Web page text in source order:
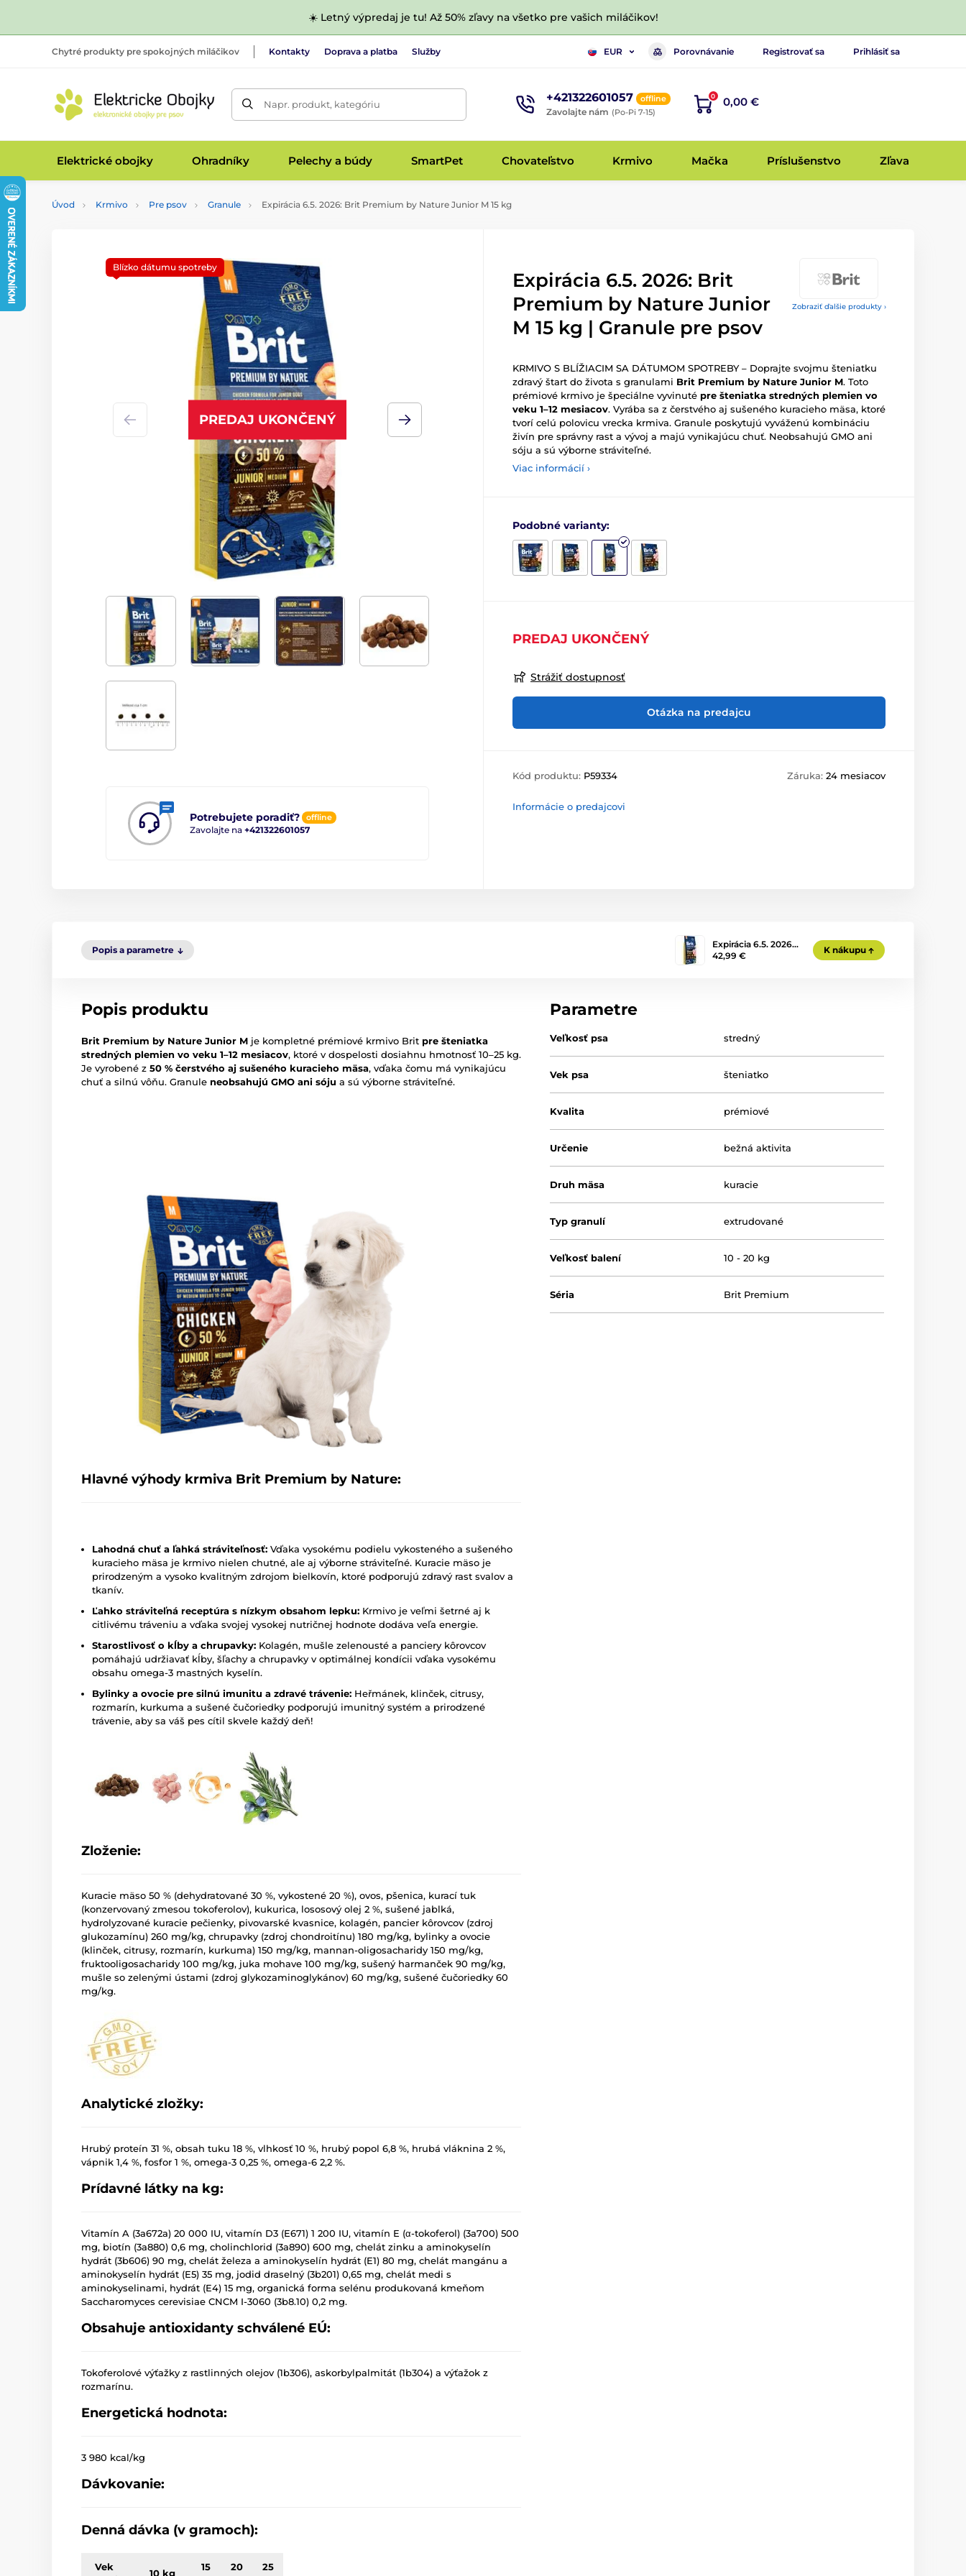
☀️ Letný výpredaj je tu! Až 50% zľavy na všetko pre vašich miláčikov!
Chytré produkty pre spokojných miláčikov Kontakty Doprava a platba Služby EUR Porovnávanie Registrovať sa Prihlásiť sa
Napr. produkt, kategóriu +421322601057 offline
Zavolajte nám (Po-Pi 7-15)
0 0,00 €
Elektrické obojky Ohradníky Pelechy a búdy SmartPet Chovateľstvo Krmivo Mačka Príslušenstvo Zľava
Úvod Krmivo Pre psov Granule Expirácia 6.5. 2026: Brit Premium by Nature Junior M 15 kg
Zobraziť ďalšie produkty ›
PREDAJ UKONČENÝ
Potrebujete poradiť? offline
Zavolajte na +421322601057
Blízko dátumu spotreby
Expirácia 6.5. 2026: Brit
Premium by Nature Junior
M 15 kg | Granule pre psov
KRMIVO S BLÍŽIACIM SA DÁTUMOM SPOTREBY – Doprajte svojmu šteniatku
zdravý štart do života s granulami Brit Premium by Nature Junior M. Toto
prémiové krmivo je špeciálne vyvinuté pre šteniatka stredných plemien vo
veku 1–12 mesiacov. Vyrába sa z čerstvého aj sušeného kuracieho mäsa, ktoré
tvorí celú polovicu vrecka krmiva. Granule poskytujú vyváženú kombináciu
živín pre správny rast a vývoj a majú vynikajúcu chuť. Neobsahujú GMO ani
sóju a sú výborne stráviteľné.
Viac informácií ›
Podobné varianty:
PREDAJ UKONČENÝ
Strážiť dostupnosť
Otázka na predajcu
Kód produktu: P59334 Záruka: 24 mesiacov
Informácie o predajcovi
Popis a parametre
Expirácia 6.5. 2026…
42,99 €
K nákupu
Popis produktu
Brit Premium by Nature Junior M je kompletné prémiové krmivo Brit pre šteniatka
stredných plemien vo veku 1–12 mesiacov, ktoré v dospelosti dosiahnu hmotnosť 10–25 kg.
Je vyrobené z 50 % čerstvého aj sušeného kuracieho mäsa, vďaka čomu má vynikajúcu
chuť a silnú vôňu. Granule neobsahujú GMO ani sóju a sú výborne stráviteľné.
Hlavné výhody krmiva Brit Premium by Nature:
Lahodná chuť a ľahká stráviteľnosť: Vďaka vysokému podielu vykosteného a sušeného
kuracieho mäsa je krmivo nielen chutné, ale aj výborne stráviteľné. Kuracie mäso je
prirodzeným a vysoko kvalitným zdrojom bielkovín, ktoré podporujú zdravý rast svalov a
tkanív.
Ľahko stráviteľná receptúra s nízkym obsahom lepku: Krmivo je veľmi šetrné aj k
citlivému tráveniu a vďaka svojej vysokej nutričnej hodnote dodáva veľa energie.
Starostlivosť o kĺby a chrupavky: Kolagén, mušle zelenousté a panciery kôrovcov
pomáhajú udržiavať kĺby, šľachy a chrupavky v optimálnej kondícii vďaka vysokému
obsahu omega-3 mastných kyselín.
Bylinky a ovocie pre silnú imunitu a zdravé trávenie: Heřmánek, klinček, citrusy,
rozmarín, kurkuma a sušené čučoriedky podporujú imunitný systém a prirodzené
trávenie, aby sa váš pes cítil skvele každý deň!
Zloženie:
Kuracie mäso 50 % (dehydratované 30 %, vykostené 20 %), ovos, pšenica, kurací tuk
(konzervovaný zmesou tokoferolov), kukurica, lososový olej 2 %, sušené jablká,
hydrolyzované kuracie pečienky, pivovarské kvasnice, kolagén, pancier kôrovcov (zdroj
glukozamínu) 260 mg/kg, chrupavky (zdroj chondroitínu) 180 mg/kg, bylinky a ovocie
(klinček, citrusy, rozmarín, kurkuma) 150 mg/kg, mannan-oligosacharidy 150 mg/kg,
fruktooligosacharidy 100 mg/kg, juka mohave 100 mg/kg, sušený harmanček 90 mg/kg,
mušle so zelenými ústami (zdroj glykozaminoglykánov) 60 mg/kg, sušené čučoriedky 60
mg/kg.
Analytické zložky:
Hrubý proteín 31 %, obsah tuku 18 %, vlhkosť 10 %, hrubý popol 6,8 %, hrubá vláknina 2 %,
vápnik 1,4 %, fosfor 1 %, omega-3 0,25 %, omega-6 2,2 %.
Prídavné látky na kg:
Vitamín A (3a672a) 20 000 IU, vitamín D3 (E671) 1 200 IU, vitamín E (α-tokoferol) (3a700) 500
mg, biotín (3a880) 0,6 mg, cholinchlorid (3a890) 600 mg, chelát zinku a aminokyselín
hydrát (3b606) 90 mg, chelát železa a aminokyselín hydrát (E1) 80 mg, chelát mangánu a
aminokyselín hydrát (E5) 35 mg, jodid draselný (3b201) 0,65 mg, chelát medi s
aminokyselinami, hydrát (E4) 15 mg, organická forma selénu produkovaná kmeňom
Saccharomyces cerevisiae CNCM I-3060 (3b8.10) 0,2 mg.
Obsahuje antioxidanty schválené EÚ:
Tokoferolové výťažky z rastlinných olejov (1b306), askorbylpalmitát (1b304) a výťažok z
rozmarínu.
Energetická hodnota:
3 980 kcal/kg
Dávkovanie:
Denná dávka (v gramoch):
Vek
10 kg
15
20
25
Parametre
Veľkosť psa stredný
Vek psa šteniatko
Kvalita prémiové
Určenie bežná aktivita
Druh mäsa kuracie
Typ granulí extrudované
Veľkosť balení 10 - 20 kg
Séria Brit Premium